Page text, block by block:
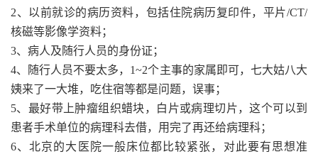
2、以前就诊的病历资料，包括住院病历复印件，平片/CT/
核磁等影像学资料；
3、病人及随行人员的身份证；
4、随行人员不要太多，1~2个主事的家属即可，七大姑八大
姨来了一大堆，吃住宿等都是问题，误事；
5、最好带上肿瘤组织蜡块，白片或病理切片，这个可以到
患者手术单位的病理科去借，用完了再还给病理科；
6、北京的大医院一般床位都比较紧张，对此要有思想准